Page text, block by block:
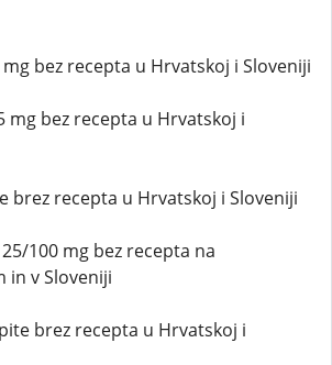
bez recepta u Hrvatskoj i Sloveniji
mg bez recepta u Hrvatskoj i
brez recepta u Hrvatskoj i Sloveniji
100 mg bez recepta na
in v Sloveniji
brez recepta u Hrvatskoj i